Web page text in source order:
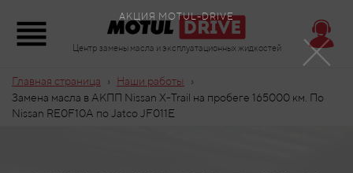
Центр замены масла и эксплуатационных жидкостей
Главная страница › Наши работы ›
Замена масла в АКПП Nissan X-Trail на пробеге 165000 км. По
Nissan RE0F10A по Jatco JF011E
АКЦИЯ MOTUL-DRIVE ×